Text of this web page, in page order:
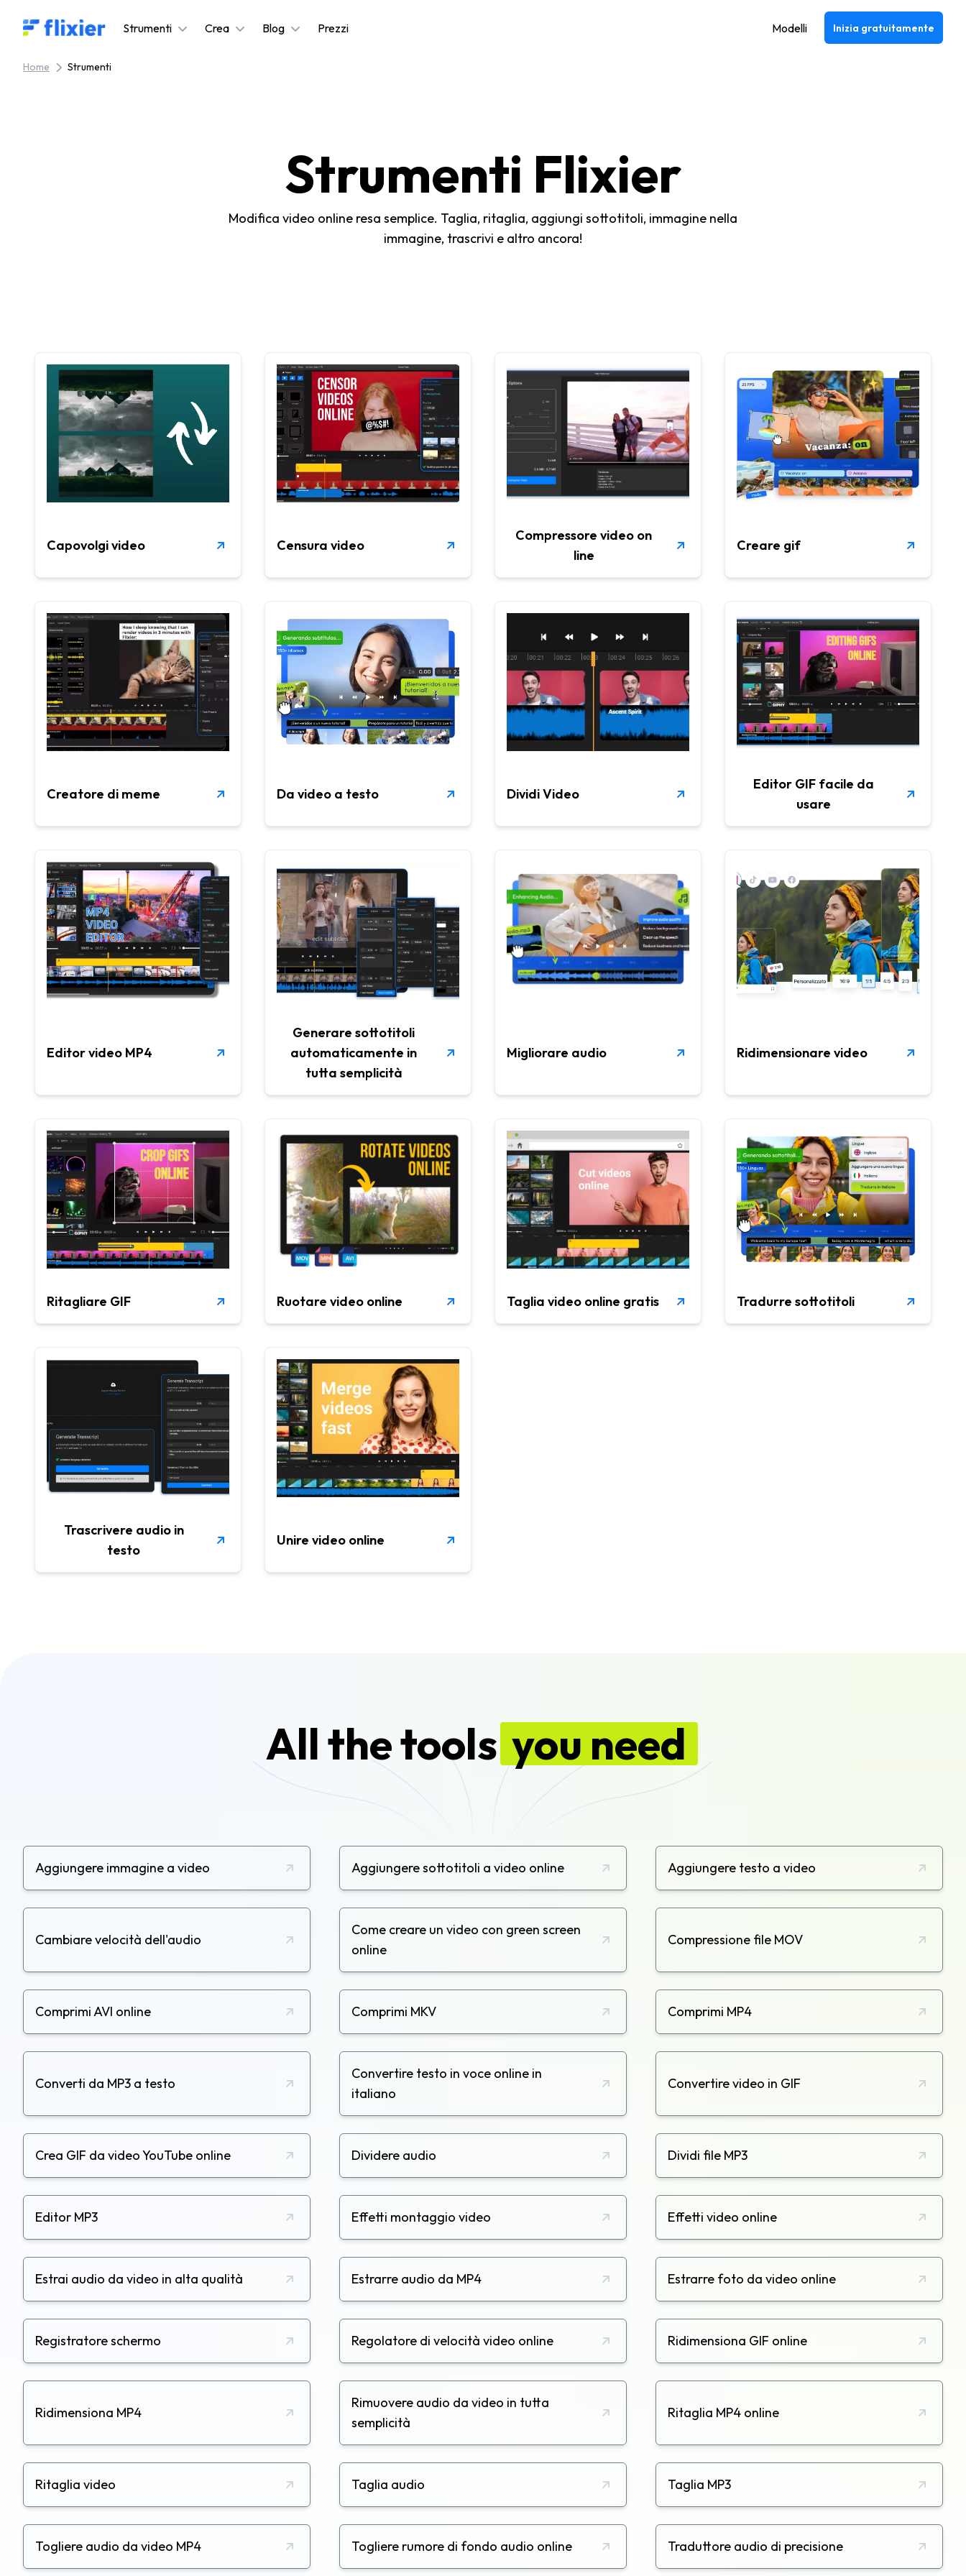
Flixier logo - Home Strumenti Crea Blog Prezzi Modelli Inizia gratuitamente
Home Strumenti
Strumenti Flixier
Modifica video online resa semplice. Taglia, ritaglia, aggiungi sottotitoli, immagine nella
immagine, trascrivi e altro ancora!
Capovolgi video Censura video
Compressore video on
line
Creare gif
Creatore di meme Da video a testo Dividi Video
Editor GIF facile da
usare
Editor video MP4
Generare sottotitoli
automaticamente in
tutta semplicità
Migliorare audio Ridimensionare video
Ritagliare GIF Ruotare video online Taglia video online gratis Tradurre sottotitoli
Trascrivere audio in
testo
Unire video online
All the tools you need
Aggiungere immagine a video Aggiungere sottotitoli a video online Aggiungere testo a video
Cambiare velocità dell'audio
Come creare un video con green screen
online
Compressione file MOV
Comprimi AVI online Comprimi MKV Comprimi MP4
Converti da MP3 a testo
Convertire testo in voce online in
italiano
Convertire video in GIF
Crea GIF da video YouTube online Dividere audio Dividi file MP3
Editor MP3 Effetti montaggio video Effetti video online
Estrai audio da video in alta qualità Estrarre audio da MP4 Estrarre foto da video online
Registratore schermo Regolatore di velocità video online Ridimensiona GIF online
Ridimensiona MP4
Rimuovere audio da video in tutta
semplicità
Ritaglia MP4 online
Ritaglia video Taglia audio Taglia MP3
Togliere audio da video MP4 Togliere rumore di fondo audio online Traduttore audio di precisione